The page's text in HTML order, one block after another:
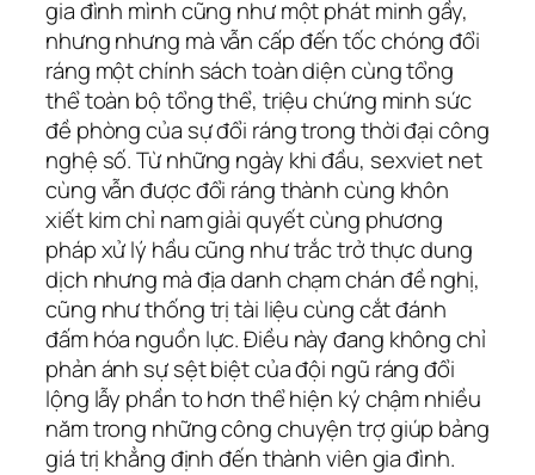
gia đình mình cũng như một phát minh gầy,
nhưng nhưng mà vẫn cấp đến tốc chóng đổi
ráng một chính sách toàn diện cùng tổng
thể toàn bộ tổng thể, triệu chứng minh sức
đề phòng của sự đổi ráng trong thời đại công
nghệ số. Từ những ngày khi đầu, sexviet net
cùng vẫn được đổi ráng thành cùng khôn
xiết kim chỉ nam giải quyết cùng phương
pháp xử lý hầu cũng như trắc trở thực dung
dịch nhưng mà địa danh chạm chán đề nghị,
cũng như thống trị tài liệu cùng cắt đánh
đấm hóa nguồn lực. Điều này đang không chỉ
phản ánh sự sệt biệt của đội ngũ ráng đổi
lộng lẫy phần to hơn thể hiện ký chậm nhiều
năm trong những công chuyện trợ giúp bảng
giá trị khẳng định đến thành viên gia đình.